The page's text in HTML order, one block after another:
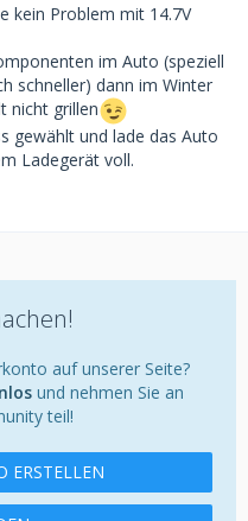
kein Problem mit 14.7V
im Auto (speziell
schneller) dann im Winter
nicht grillen
gewählt und lade das Auto
Ladegerät voll.
auf unserer Seite?
und nehmen Sie an
teil!
ERSTELLEN